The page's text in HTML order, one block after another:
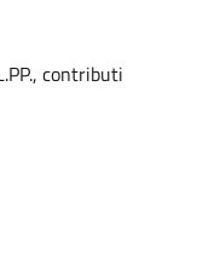
contributi